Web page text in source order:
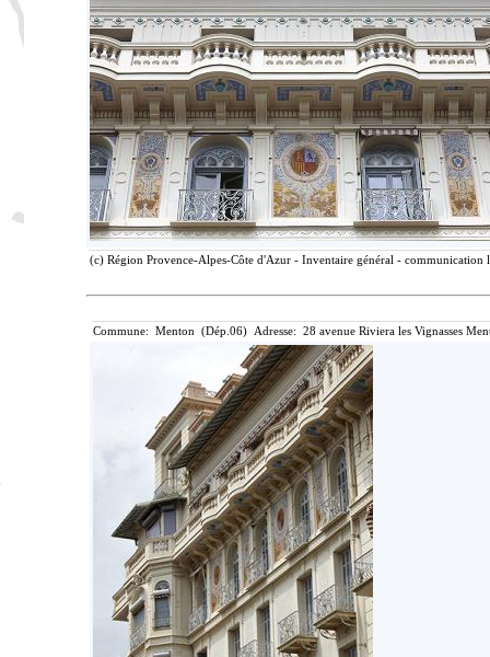
(c) Région Provence-Alpes-Côte d'Azur - Inventaire général -
Commune: Menton (Dép.06) Adresse: 28 avenue Riviera les Vignasses